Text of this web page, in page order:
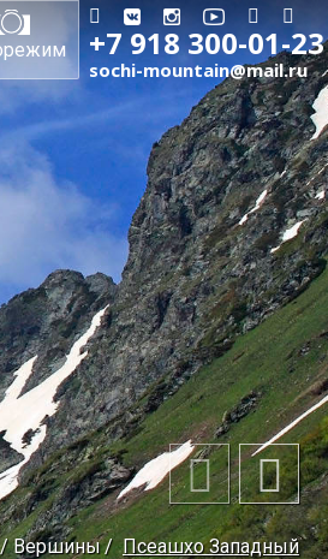
+7 918 300-01-23
sochi-mountain@mail.ru
Вершины Псеашхо Западный